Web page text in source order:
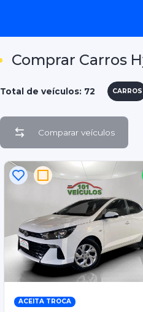
Comprar Carros
Total de veículos: 72 CARROS
Comparar veículos
ACEITA TROCA